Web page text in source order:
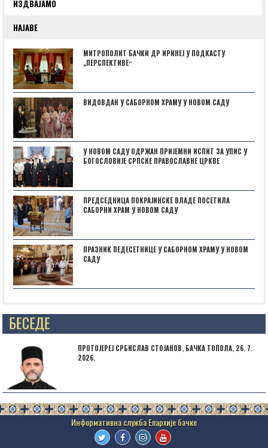
ИЗДВАЈАМО
НАЈАВЕ
МИТРОПОЛИТ БАЧКИ ДР ИРИНЕЈ У ПОДКАСТУ
„ПЕРСПЕКТИВЕˮ
ВИДОВДАН У САБОРНОМ ХРАМУ У НОВОМ САДУ
У НОВОМ САДУ ОДРЖАН ПРИЈЕМНИ ИСПИТ ЗА УПИС У
БОГОСЛОВИЈЕ СРПСКЕ ПРАВОСЛАВНЕ ЦРКВЕ
ПРЕДСЕДНИЦА ПОКРАЈИНСКЕ ВЛАДЕ ПОСЕТИЛА
САБОРНИ ХРАМ У НОВОМ САДУ
ПРАЗНИК ПЕДЕСЕТНИЦЕ У САБОРНОМ ХРАМУ У НОВОМ
САДУ
Posts not found
ПРОТОЈЕРЕЈ СРБИСЛАВ СТОЈАНОВ, БАЧКА ТОПОЛА, 26. 7.
2026.